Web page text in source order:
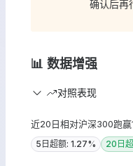
确认后再
📊 数据增强
对照表现
近20日相对沪深300跑赢
5日超额: 1.27% 20日